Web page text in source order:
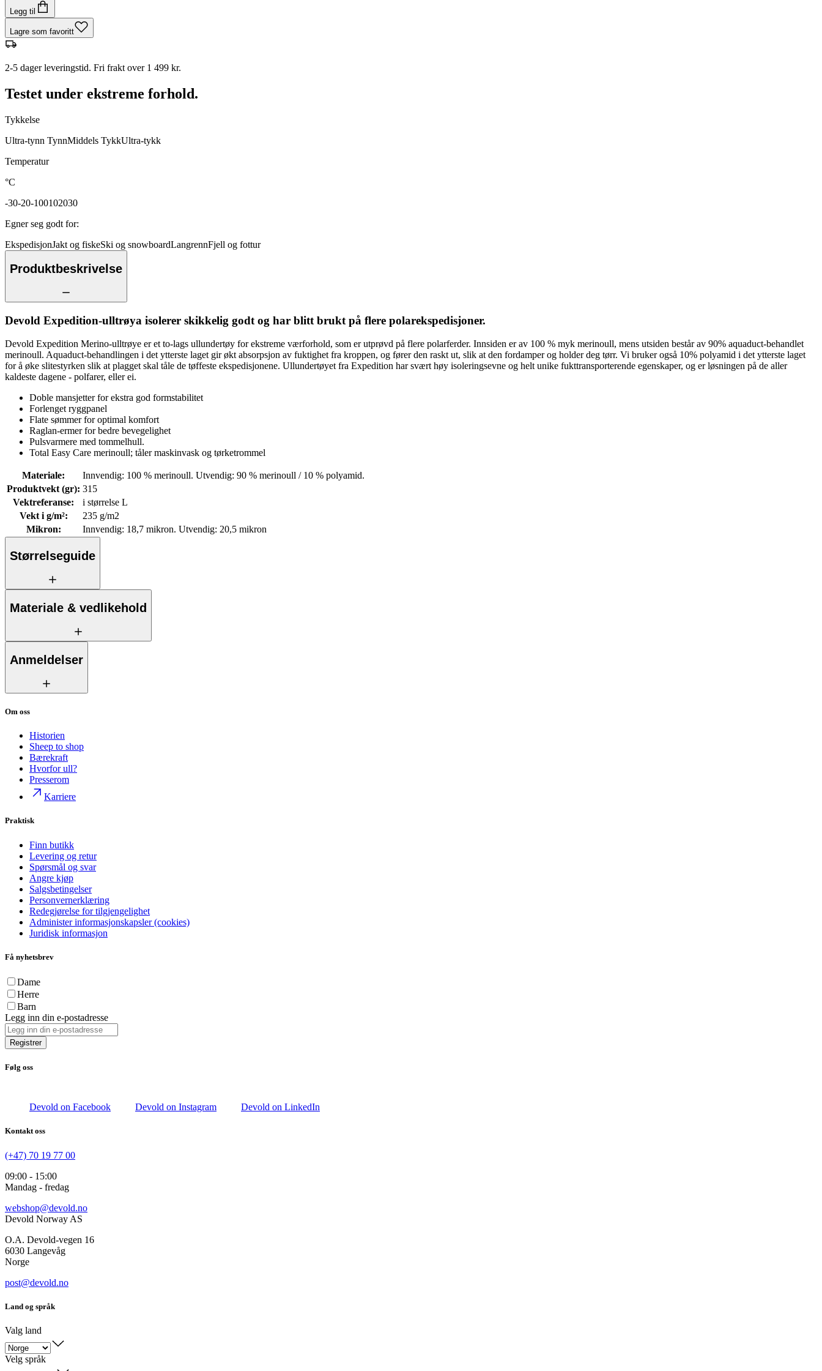
Legg til
Lagre som favoritt
2-5 dager leveringstid. Fri frakt over 1 499 kr.
Testet under ekstreme forhold.
Tykkelse
Ultra-tynn TynnMiddels TykkUltra-tykk
Temperatur
°C
-30-20-100102030
Egner seg godt for:
EkspedisjonJakt og fiskeSki og snowboardLangrennFjell og fottur
Produktbeskrivelse
Devold Expedition-ulltrøya isolerer skikkelig godt og har blitt brukt på flere polarekspedisjoner.
Devold Expedition Merino-ulltrøye er et to-lags ullundertøy for ekstreme værforhold, som er utprøvd på flere polarferder. Innsiden er av 100 % myk merinoull, mens utsiden består av 90% aquaduct-behandlet
merinoull. Aquaduct-behandlingen i det ytterste laget gir økt absorpsjon av fuktighet fra kroppen, og fører den raskt ut, slik at den fordamper og holder deg tørr. Vi bruker også 10% polyamid i det ytterste laget
for å øke slitestyrken slik at plagget skal tåle de tøffeste ekspedisjonene. Ullundertøyet fra Expedition har svært høy isoleringsevne og helt unike fukttransporterende egenskaper, og er løsningen på de aller
kaldeste dagene - polfarer, eller ei.
Doble mansjetter for ekstra god formstabilitet
Forlenget ryggpanel
Flate sømmer for optimal komfort
Raglan-ermer for bedre bevegelighet
Pulsvarmere med tommelhull.
Total Easy Care merinoull; tåler maskinvask og tørketrommel
Materiale:
Innvendig: 100 % merinoull. Utvendig: 90 % merinoull / 10 % polyamid.
Produktvekt (gr): 315
Vektreferanse:
i størrelse L
Vekt i g/m²:
235 g/m2
Mikron: Innvendig: 18,7 mikron. Utvendig: 20,5 mikron
Størrelseguide
Materiale & vedlikehold
Anmeldelser
Om oss
Historien
Sheep to shop
Bærekraft
Hvorfor ull?
Presserom
Karriere
Praktisk
Finn butikk
Levering og retur
Spørsmål og svar
Angre kjøp
Salgsbetingelser
Personvernerklæring
Redegjørelse for tilgjengelighet
Administer informasjonskapsler (cookies)
Juridisk informasjon
Få nyhetsbrev
Dame
Herre
Barn
Legg inn din e-postadresse
Registrer
Følg oss
Devold on Facebook Devold on Instagram Devold on LinkedIn
Kontakt oss
(+47) 70 19 77 00
09:00 - 15:00
Mandag - fredag
webshop@devold.no
Devold Norway AS
O.A. Devold-vegen 16
6030 Langevåg
Norge
post@devold.no
Land og språk
Valg land
Velg språk